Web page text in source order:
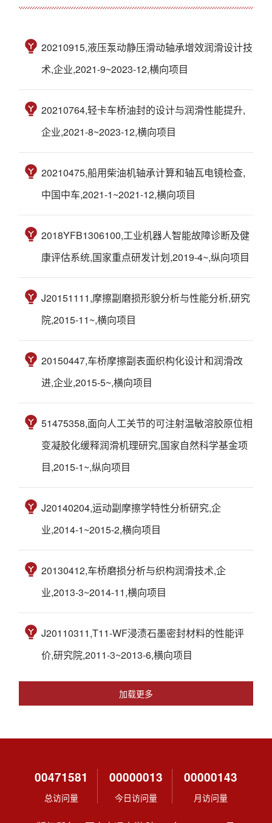
20210915,液压泵动静压滑动轴承增效润滑设计技
术,企业,2021-9~2023-12,横向项目
20210764,轻卡车桥油封的设计与润滑性能提升,
企业,2021-8~2023-12,横向项目
20210475,船用柴油机轴承计算和轴瓦电镜检查,
中国中车,2021-1~2021-12,横向项目
2018YFB1306100,工业机器人智能故障诊断及健
康评估系统,国家重点研发计划,2019-4~,纵向项目
J20151111,摩擦副磨损形貌分析与性能分析,研究
院,2015-11~,横向项目
20150447,车桥摩擦副表面织构化设计和润滑改
进,企业,2015-5~,横向项目
51475358,面向人工关节的可注射温敏溶胶原位相
变凝胶化缓释润滑机理研究,国家自然科学基金项
目,2015-1~,纵向项目
J20140204,运动副摩擦学特性分析研究,企
业,2014-1~2015-2,横向项目
20130412,车桥磨损分析与织构润滑技术,企
业,2013-3~2014-11,横向项目
J20110311,T11-WF浸渍石墨密封材料的性能评
价,研究院,2011-3~2013-6,横向项目
加载更多
00471581
总访问量
00000013
今日访问量
00000143
月访问量